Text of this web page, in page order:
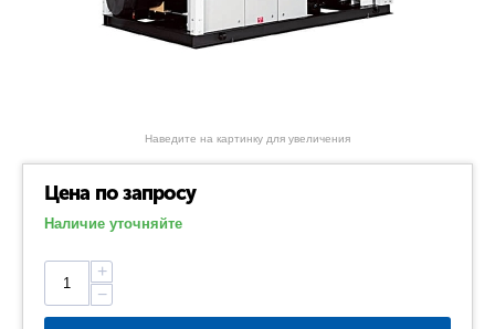
Наведите на картинку для увеличения
Цена по запросу
Наличие уточняйте
+
−